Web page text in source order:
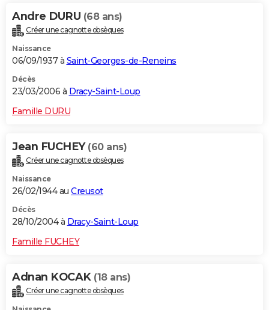
Andre DURU (68 ans)
Créer une cagnotte obsèques
Naissance
06/09/1937 à Saint-Georges-de-Reneins
Décès
23/03/2006 à Dracy-Saint-Loup
Famille DURU
Jean FUCHEY (60 ans)
Créer une cagnotte obsèques
Naissance
26/02/1944 au Creusot
Décès
28/10/2004 à Dracy-Saint-Loup
Famille FUCHEY
Adnan KOCAK (18 ans)
Créer une cagnotte obsèques